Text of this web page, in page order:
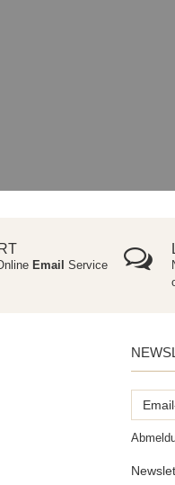
Email Service
Email-